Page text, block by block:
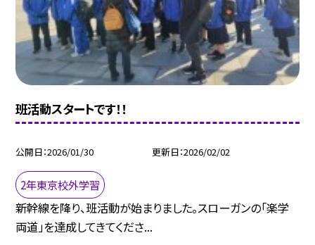
班活動スタートです！！
公開日 2026/01/30 更新日 2026/02/02
2年東京校外学習
新幹線を降り、班活動が始まりました。スローガンの「楽学
両道」を達成してきてくださ...